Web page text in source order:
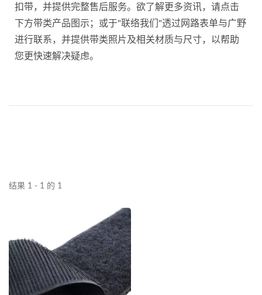
扣带，并提供完整售后服务。欲了解更多资讯，请点击
下方带类产品图示；或于"联络我们"透过网路表单与广野
进行联系，并提供带类照片及相关材质与尺寸，以帮助
您更快速解决疑虑。
结果 1 - 1 的 1